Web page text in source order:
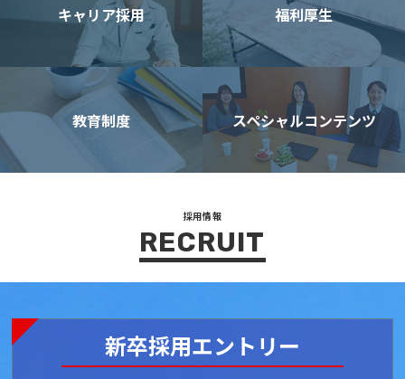
キャリア採用 福利厚生
教育制度 スペシャルコンテンツ
採用情報
RECRUIT
新卒採用エントリー